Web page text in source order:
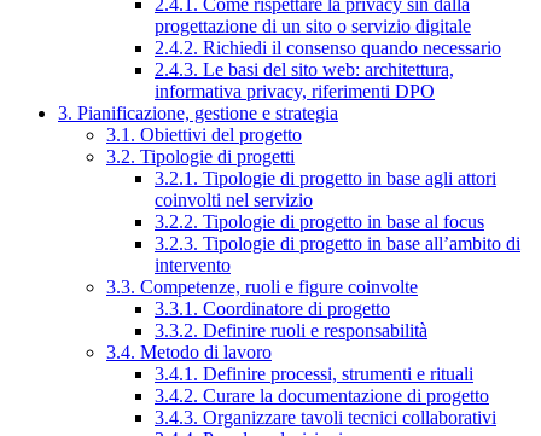
2.4.1. Come rispettare la privacy sin dalla
progettazione di un sito o servizio digitale
2.4.2. Richiedi il consenso quando necessario
2.4.3. Le basi del sito web: architettura,
informativa privacy, riferimenti DPO
3. Pianificazione, gestione e strategia
3.1. Obiettivi del progetto
3.2. Tipologie di progetti
3.2.1. Tipologie di progetto in base agli attori
coinvolti nel servizio
3.2.2. Tipologie di progetto in base al focus
3.2.3. Tipologie di progetto in base all’ambito di
intervento
3.3. Competenze, ruoli e figure coinvolte
3.3.1. Coordinatore di progetto
3.3.2. Definire ruoli e responsabilità
3.4. Metodo di lavoro
3.4.1. Definire processi, strumenti e rituali
3.4.2. Curare la documentazione di progetto
3.4.3. Organizzare tavoli tecnici collaborativi